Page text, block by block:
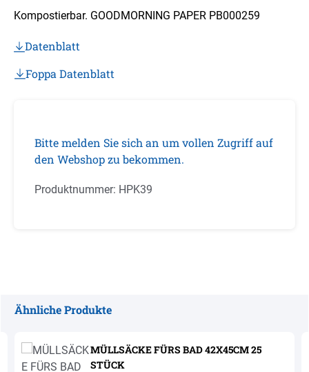
Kompostierbar. GOODMORNING PAPER PB000259
Datenblatt
Foppa Datenblatt
Bitte melden Sie sich an um vollen Zugriff auf
den Webshop zu bekommen.
Produktnummer: HPK39
Ähnliche Produkte
MÜLLSÄCKE FÜRS BAD 42X45CM 25
STÜCK